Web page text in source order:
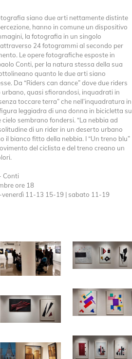
siano due arti nettamente distinte
hanno in comune un dispositivo
la fotografia in un singolo
24 fotogrammi al secondo per
Le opere fotografiche esposte in
Conti, per la natura stessa della sua
quanto le due arti siano
Da “Riders can dance” dove due riders
urbano, quasi sfiorandosi, inquadrati in
toccare terra” che nell’inquadratura in
leggiadra di una donna in bicicletta su
sembrano fondersi. “La nebbia ad
di un rider in un deserto urbano
il bianco fitto della nebbia. I “Un treno blu”
del ciclista e del treno creano un
Conti
ore 18
11-13 15-19 | sabato 11-19